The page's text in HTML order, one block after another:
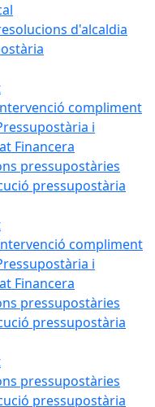
d'alcaldia
compliment
i
Financera
pressupostàries
pressupostària
compliment
i
Financera
pressupostàries
pressupostària
pressupostàries
pressupostària